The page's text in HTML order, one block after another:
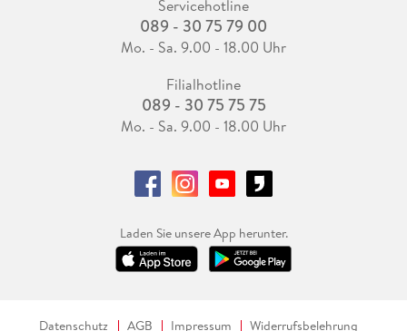
Servicehotline
089 - 30 75 79 00
Mo. - Sa. 9.00 - 18.00 Uhr
Filialhotline
089 - 30 75 75 75
Mo. - Sa. 9.00 - 18.00 Uhr
Laden Sie unsere App herunter.
Datenschutz AGB Impressum
Widerrufsbelehrung